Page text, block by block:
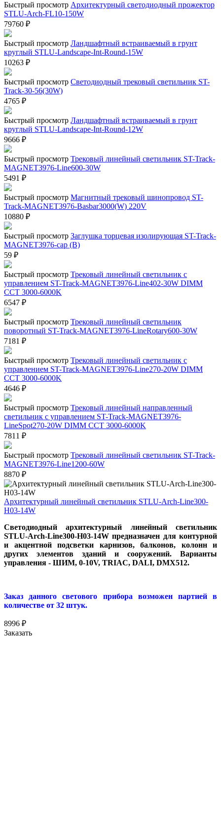
Быстрый просмотр Архитектурный светодиодный прожектор
STLU-Arch-FL10-150W
79760 ₽
Быстрый просмотр Ландшафтный встраиваемый в грунт
круглый STLU-Landscape-Int-Round-15W
10263 ₽
Быстрый просмотр Светодиодный трековый светильник ST-
Track-30-56(30W)
4765 ₽
Быстрый просмотр Ландшафтный встраиваемый в грунт
круглый STLU-Landscape-Int-Round-12W
9666 ₽
Быстрый просмотр Трековый линейный светильник ST-Track-
MAGNET3976-Line600-30W
5491 ₽
Быстрый просмотр Магнитный трековый шинопровод ST-
Track-MAGNET3976-Basbar3000(W) 220V
10880 ₽
Быстрый просмотр Заглушка торцевая изолирующая ST-Track-
MAGNET3976-cap (B)
59 ₽
Быстрый просмотр Трековый линейный светильник с
управлением ST-Track-MAGNET3976-Line402-30W DIMM
CCT 3000-6000K
6547 ₽
Быстрый просмотр Трековый линейный светильник
поворотный ST-Track-MAGNET3976-LineRotary600-30W
7181 ₽
Быстрый просмотр Трековый линейный светильник с
управлением ST-Track-MAGNET3976-Line270-20W DIMM
CCT 3000-6000K
4646 ₽
Быстрый просмотр Трековый линейный направленный
светильник с управлением ST-Track-MAGNET3976-
LineSpot270-20W DIMM CCT 3000-6000K
7811 ₽
Быстрый просмотр Трековый линейный светильник ST-Track-
MAGNET3976-Line1200-60W
8870 ₽
Архитектурный линейный светильник STLU-Arch-Line300-
H03-14W
Светодиодный архитектурный линейный светильник
STLU-Arch-Line300-H03-14W предназначен для контурной
и акцентной подсветки карнизов, балконов, колонн и
других элементов зданий и сооружений. Варианты
управления - ШИМ, 0-10V, TRIAC, DALI, DMX512.
Заказ данного светового прибора возможен партией в
количестве от 32 штук.
8996 ₽
Заказать